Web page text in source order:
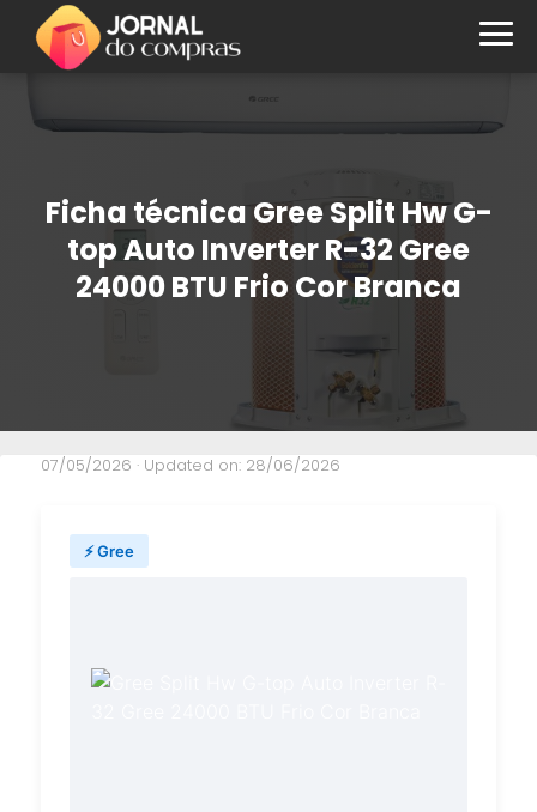
Ficha técnica Gree Split Hw G-
top Auto Inverter R-32 Gree
24000 BTU Frio Cor Branca
07/05/2026 · Updated on: 28/06/2026
⚡ Gree